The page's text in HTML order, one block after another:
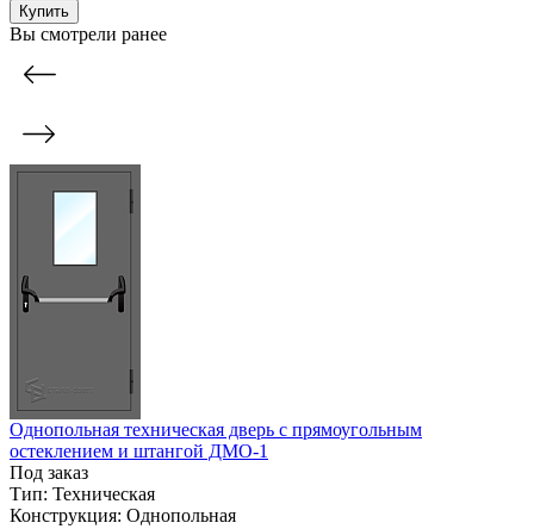
Купить
Вы смотрели ранее
Однопольная техническая дверь с прямоугольным
остеклением и штангой ДМО-1
Под заказ
Тип: Техническая
Конструкция: Однопольная